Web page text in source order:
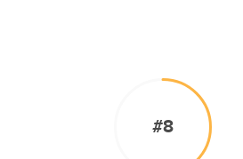
#8